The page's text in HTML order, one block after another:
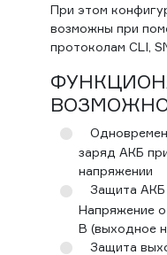
При этом
возможны при
протоколам CLI,
заряд АКБ
напряжении
Защита АКБ
Напряжение
В (выходное
Защита